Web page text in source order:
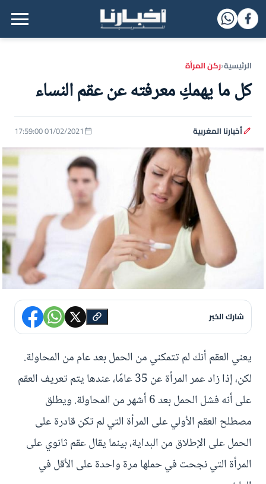
القائمة الرئيسية
الرئيسية‹ركن المرأة
كل ما يهمكِ معرفته عن عقم النساء
أخبارنا المغربية 01/02/2021 17:59:00
شارك الخبر
يعني العقم أنك لم تتمكني من الحمل بعد عام من المحاولة.
لكن، إذا زاد عمر المرأة عن 35 عامًا، عندها يتم تعريف العقم
على أنه فشل الحمل بعد 6 أشهر من المحاولة. ويطلق
مصطلح العقم الأولي على المرأة التي لم تكن قادرة على
الحمل على الإطلاق من البداية، بينما يقال عقم ثانوي على
المرأة التي نجحت في حملها مرة واحدة على الأقل في